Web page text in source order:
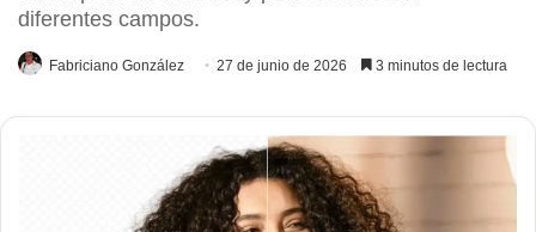
diferentes campos.
Fabriciano González 27 de junio de 2026 3 minutos de lectura